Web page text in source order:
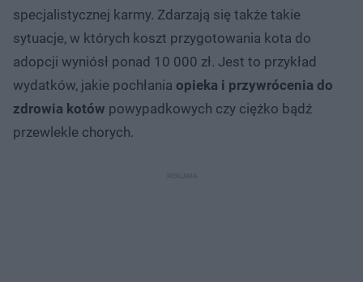
specjalistycznej karmy. Zdarzają się także takie
sytuacje, w których koszt przygotowania kota do
adopcji wyniósł ponad 10 000 zł. Jest to przykład
wydatków, jakie pochłania opieka i przywrócenia do
zdrowia kotów powypadkowych czy ciężko bądź
przewlekle chorych.